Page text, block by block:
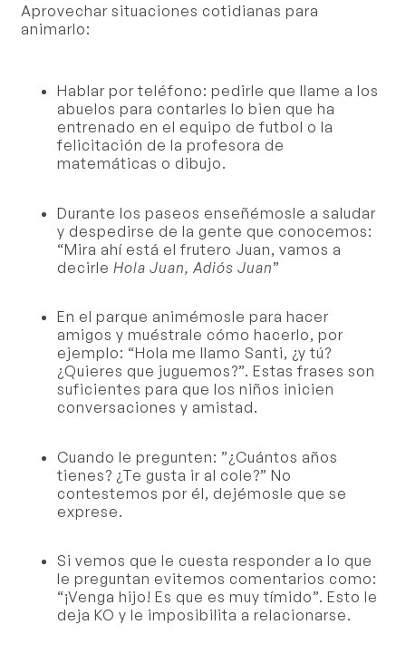
Aprovechar situaciones cotidianas para
animarlo:
Hablar por teléfono: pedirle que llame a los
abuelos para contarles lo bien que ha
entrenado en el equipo de futbol o la
felicitación de la profesora de
matemáticas o dibujo.
Durante los paseos enseñémosle a saludar
y despedirse de la gente que conocemos:
“Mira ahí está el frutero Juan, vamos a
decirleHola Juan, Adiós Juan”
En el parque animémosle para hacer
amigos y muéstrale cómo hacerlo, por
ejemplo: “Hola me llamo Santi, ¿y tú?
¿Quieres que juguemos?”. Estas frases son
suficientes para que los niños inicien
conversaciones y amistad.
Cuando le pregunten: ”¿Cuántos años
tienes? ¿Te gusta ir al cole?” No
contestemos por él, dejémosle que se
exprese.
Si vemos que le cuesta responder a lo que
le preguntan evitemos comentarios como:
“¡Venga hijo! Es que es muy tímido”. Esto le
deja KO y le imposibilita a relacionarse.